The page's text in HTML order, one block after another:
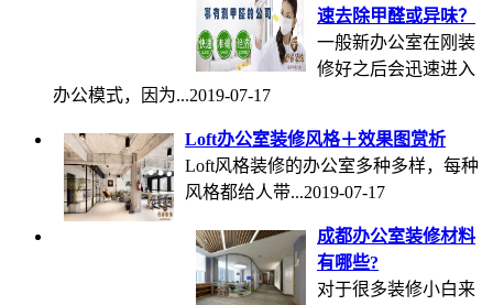
速去除甲醛或异味？
一般新办公室在刚装
修好之后会迅速进入
办公模式，因为...2019-07-17
Loft办公室装修风格＋效果图赏析
Loft风格装修的办公室多种多样，每种
风格都给人带...2019-07-17
成都办公室装修材料
有哪些?
对于很多装修小白来